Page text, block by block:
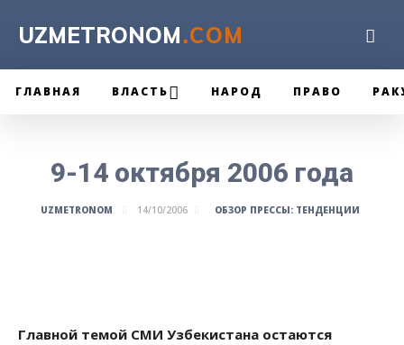
UZMETRONOM.COM
ГЛАВНАЯ ВЛАСТЬ НАРОД ПРАВО
9-14 октября 2006 года
UZMETRONOM 14/10/2006 ОБЗОР ПРЕССЫ: ТЕНДЕНЦИИ
Главной темой СМИ Узбекистана остаются